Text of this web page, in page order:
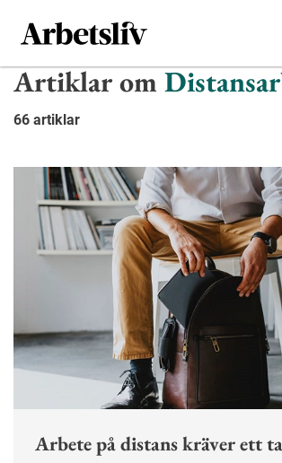
Hoppa till huvudinnehållet
Artiklar om
66 artiklar
Arbete på distans kräver ett